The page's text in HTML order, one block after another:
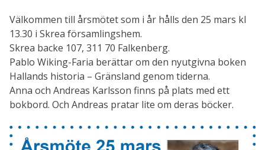
Välkommen till årsmötet som i år hålls den 25 mars kl
13.30 i Skrea församlingshem.
Skrea backe 107, 311 70 Falkenberg.
Pablo Wiking-Faria berättar om den nyutgivna boken
Hallands historia – Gränsland genom tiderna.
Anna och Andreas Karlsson finns på plats med ett
bokbord. Och Andreas pratar lite om deras böcker.